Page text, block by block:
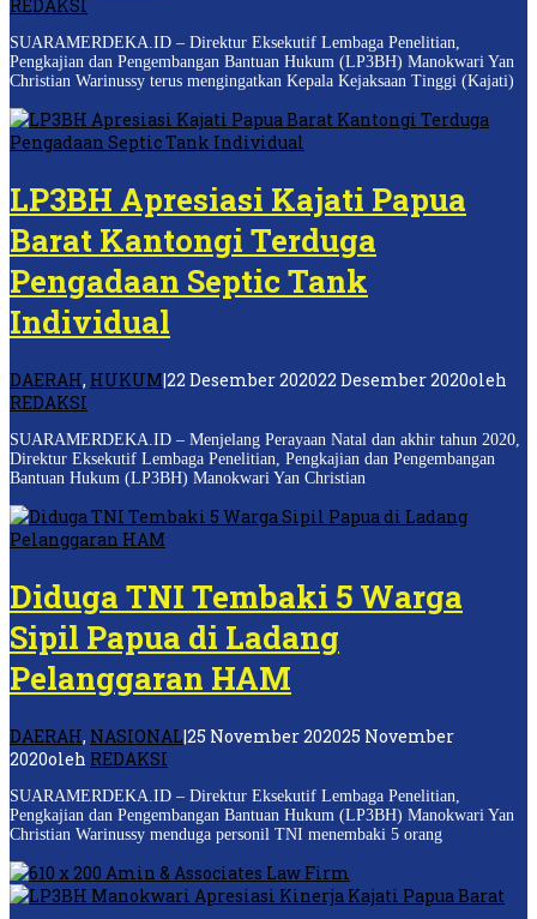
REDAKSI
SUARAMERDEKA.ID – Direktur Eksekutif Lembaga Penelitian,
Pengkajian dan Pengembangan Bantuan Hukum (LP3BH) Manokwari Yan
Christian Warinussy terus mengingatkan Kepala Kejaksaan Tinggi (Kajati)
LP3BH Apresiasi Kajati Papua
Barat Kantongi Terduga
Pengadaan Septic Tank
Individual
DAERAH, HUKUM|22 Desember 202022 Desember 2020oleh
REDAKSI
SUARAMERDEKA.ID – Menjelang Perayaan Natal dan akhir tahun 2020,
Direktur Eksekutif Lembaga Penelitian, Pengkajian dan Pengembangan
Bantuan Hukum (LP3BH) Manokwari Yan Christian
Diduga TNI Tembaki 5 Warga
Sipil Papua di Ladang
Pelanggaran HAM
DAERAH, NASIONAL|25 November 202025 November
2020oleh REDAKSI
SUARAMERDEKA.ID – Direktur Eksekutif Lembaga Penelitian,
Pengkajian dan Pengembangan Bantuan Hukum (LP3BH) Manokwari Yan
Christian Warinussy menduga personil TNI menembaki 5 orang